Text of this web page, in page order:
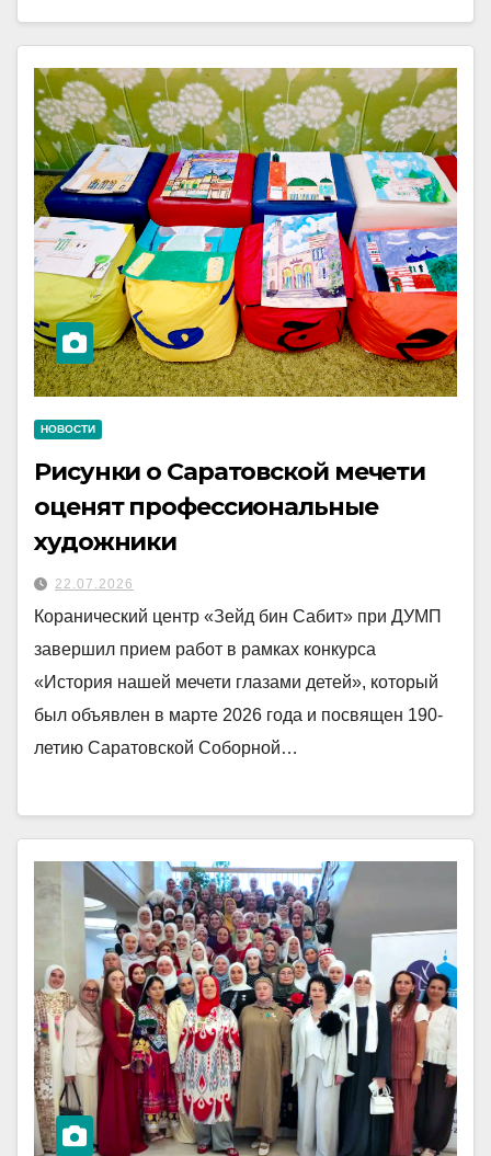
НОВОСТИ
Рисунки о Саратовской мечети
оценят профессиональные
художники
22.07.2026
Коранический центр «Зейд бин Сабит» при ДУМП
завершил прием работ в рамках конкурса
«История нашей мечети глазами детей», который
был объявлен в марте 2026 года и посвящен 190-
летию Саратовской Соборной…